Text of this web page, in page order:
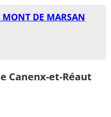
MONT DE MARSAN
Canenx-et-Réaut